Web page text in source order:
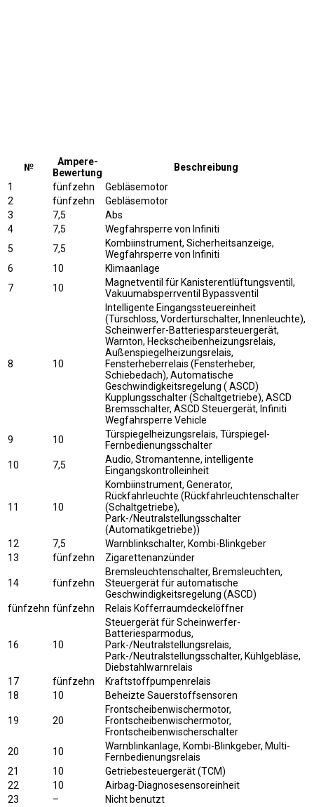
№
Ampere-
Bewertung
Beschreibung
1
fünfzehn
Gebläsemotor
2
fünfzehn
Gebläsemotor
3
7,5
Abs
4
7,5
Wegfahrsperre von Infiniti
5
7,5
Kombiinstrument, Sicherheitsanzeige,
Wegfahrsperre von Infiniti
6
10
Klimaanlage
7
10
Magnetventil für Kanisterentlüftungsventil,
Vakuumabsperrventil Bypassventil
8 10
Intelligente Eingangssteuereinheit
(Türschloss, Vordertürschalter, Innenleuchte),
Scheinwerfer-Batteriesparsteuergerät,
Warnton, Heckscheibenheizungsrelais,
Außenspiegelheizungsrelais,
Fensterheberrelais (Fensterheber,
Schiebedach), Automatische
Geschwindigkeitsregelung ( ASCD)
Kupplungsschalter (Schaltgetriebe), ASCD
Bremsschalter, ASCD Steuergerät, Infiniti
Wegfahrsperre Vehicle
9
10
Türspiegelheizungsrelais, Türspiegel-
Fernbedienungsschalter
10
7,5
Audio, Stromantenne, intelligente
Eingangskontrolleinheit
11 10
Kombiinstrument, Generator,
Rückfahrleuchte (Rückfahrleuchtenschalter
(Schaltgetriebe),
Park-/Neutralstellungsschalter
(Automatikgetriebe))
12
7,5
Warnblinkschalter, Kombi-Blinkgeber
13
fünfzehn Zigarettenanzünder
14 fünfzehn
Bremsleuchtenschalter, Bremsleuchten,
Steuergerät für automatische
Geschwindigkeitsregelung (ASCD)
fünfzehn fünfzehn Relais Kofferraumdeckelöffner
16 10
Steuergerät für Scheinwerfer-
Batteriesparmodus,
Park-/Neutralstellungsrelais,
Park-/Neutralstellungsschalter, Kühlgebläse,
Diebstahlwarnrelais
17
fünfzehn
Kraftstoffpumpenrelais
18
10 Beheizte Sauerstoffsensoren
19 20
Frontscheibenwischermotor,
Frontscheibenwischermotor,
Frontscheibenwischerschalter
20
10
Warnblinkanlage, Kombi-Blinkgeber, Multi-
Fernbedienungsrelais
21
10
Getriebesteuergerät (TCM)
22
10
Airbag-Diagnosesensoreinheit
23
– Nicht benutzt